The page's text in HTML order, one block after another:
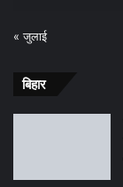
« जुलाई
बिहार